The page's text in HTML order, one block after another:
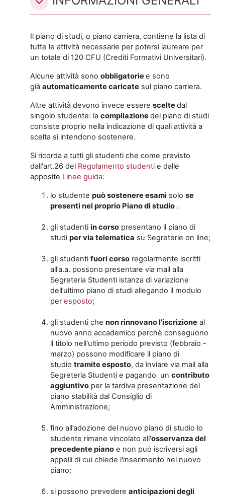
Il piano di studi, o piano carriera, contiene la lista di
tutte le attività necessarie per potersi laureare per
un totale di 120 CFU (Crediti Formativi Universitari).
Alcune attività sono obbligatoriee sono
già automaticamente caricate sul piano carriera.
Altre attività devono invece essere sceltedal
singolo studente: la compilazionedel piano di studi
consiste proprio nella indicazione di quali attività a
scelta si intendono sostenere.
Si ricorda a tutti gli studenti che come previsto
dall'art.26 del Regolamento studenti e dalle
apposite Linee guida:
lo studente può sostenere esami solo se
presenti nel proprio Piano di studio .
gli studenti in corso presentano il piano di
studi per via telematica su Segreterie on line;
gli studenti fuori corso regolarmente iscritti
all’a.a. possono presentare via mail alla
Segreteria Studenti istanza di variazione
dell’ultimo piano di studi allegando il modulo
peresposto;
gli studenti che non rinnovano l'iscrizione al
nuovo anno accademico perchè conseguono
il titolo nell'ultimo periodo previsto (febbraio -
marzo) possono modificare il piano di
studio tramite esposto, da inviare via mail alla
Segreteria Studenti e pagando un contributo
aggiuntivo per la tardiva presentazione del
piano stabilità dal Consiglio di
Amministrazione;
fino all’adozione del nuovo piano di studio lo
studente rimane vincolato all'osservanza del
precedente piano e non può iscriversi agli
appelli di cui chiede l'inserimento nel nuovo
piano;
si possono prevedere anticipazioni degli